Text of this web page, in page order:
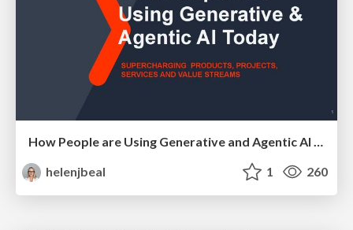
How People are Using Generative and Agentic AI to Supercharge Their Products, Projects, Services and Value Streams Today
helenjbeal
1 260